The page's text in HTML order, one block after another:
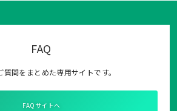
FAQ
質問をまとめた専用サイトです。
FAQサイトへ